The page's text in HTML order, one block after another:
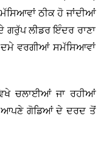
ਠੀਕ ਹੋ ਜਾਂਦੀਆਂ
ਗਰੁੱਪ ਲੀਡਰ ਇੰਦਰ ਰਾਣਾ
ਵਰਗੀਆਂ ਸਮੱਸਿਆਵਾਂ
ਚਲਾਈਆਂ ਜਾ ਰਹੀਆਂ
ਆਪਣੇ ਗੋਡਿਆਂ ਦੇ ਦਰਦ ਤੋਂ